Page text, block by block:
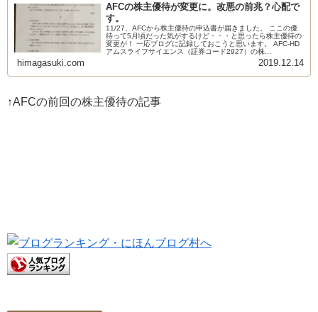
AFCの株主優待が変更に。改悪の前兆？心配で
す。
11/27、AFCから株主優待の申込書が届きました。 ここの優
待って5月頃だった気がするけど・・・と思ったら株主優待の
変更が！ 一応ブログに記録しておこうと思います。 AFC-HD
アムスライフサイエンス（証券コード2927）の株...
himagasuki.com 2019.12.14
↑AFCの前回の株主優待の記事